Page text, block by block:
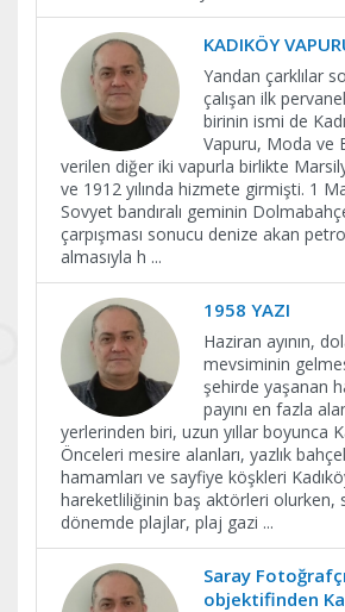
KADIKÖY
Yandan çarklılar
çalışan ilk
birinin ismi de
Vapuru, Moda ve
verilen diğer iki vapurla birlikte
ve 1912 yılında hizmete girmişti. 1
Sovyet bandıralı geminin
çarpışması sonucu denize akan
almasıyla h ...
1958 YAZI
Haziran ayının,
mevsiminin
şehirde yaşanan
payını en fazla
yerlerinden biri, uzun yıllar boyunca
Önceleri mesire alanları, yazlık
hamamları ve sayfiye köşkleri
hareketliliğinin baş aktörleri olurken,
dönemde plajlar, plaj gazi ...
Saray
objektifinden